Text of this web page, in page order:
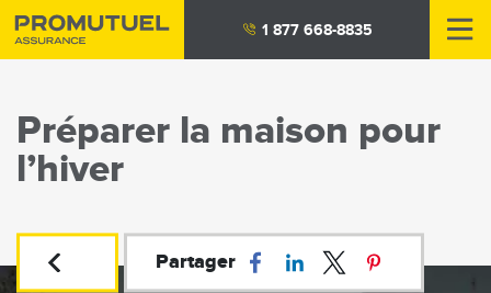
Aller
au
1 877 668-8835
Préparer la maison pour
l’hiver
Partager